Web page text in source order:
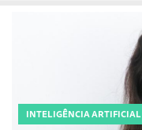
INTELIGÊNCIA ARTIFICIAL